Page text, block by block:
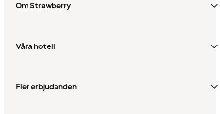
Om Strawberry
Våra hotell
Fler erbjudanden